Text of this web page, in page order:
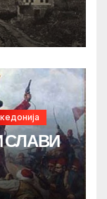
СЛАВИ